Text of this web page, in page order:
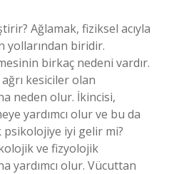
Ağlamak, fiziksel acıyla
yollarından biridir.
birkaç nedeni vardır.
kesiciler olan
neden olur. İkincisi,
yardımcı olur ve bu da
psikolojiye iyi gelir mi?
ve fizyolojik
yardımcı olur. Vücuttan